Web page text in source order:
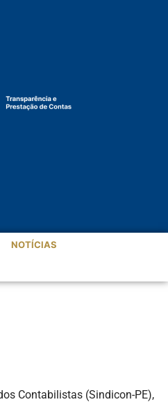
NOTÍCIAS
Contabilistas (Sindicon-PE),